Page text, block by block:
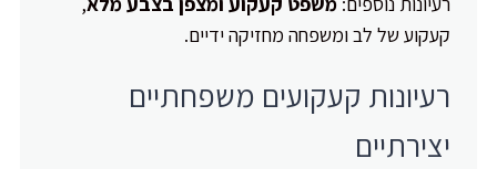
קעקוע של לב ומשפחה מחזיקה ידיים.
רעיונות קעקועים משפחתיים
יצירתיים